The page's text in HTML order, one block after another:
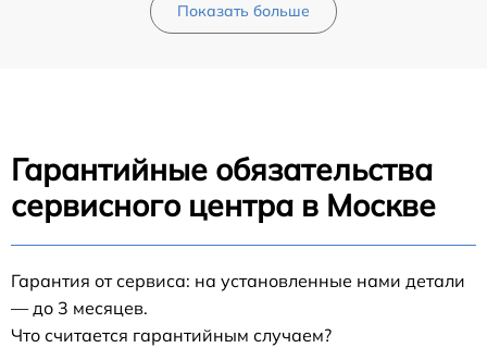
Показать больше
Гарантийные обязательства
сервисного центра в Москве
Гарантия от сервиса: на установленные нами детали
— до 3 месяцев.
Что считается гарантийным случаем?